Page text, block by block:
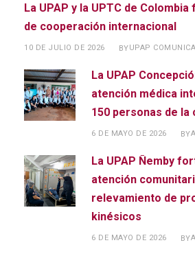
La UPAP y la UPTC de
de cooperación internacional
10 DE JULIO DE 2026 BYUPAP
La UPAP
atención médica
150 personas de la
6 DE MAYO DE 2026 BY
La UPAP Ñemby
atención
relevamiento de
kinésicos
6 DE MAYO DE 2026 BY